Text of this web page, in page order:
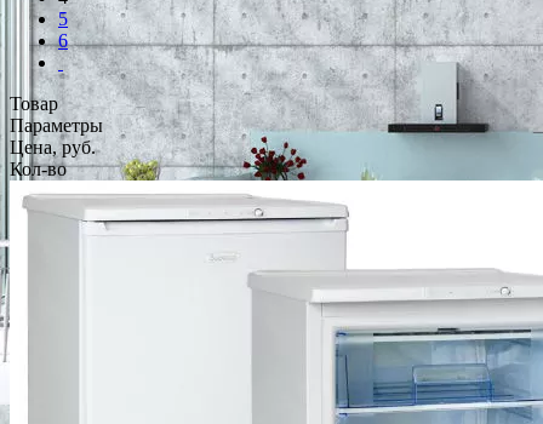
5
6
Товар
Параметры
Цена, руб.
Кол-во